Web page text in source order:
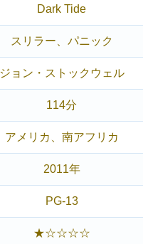
Dark Tide
スリラー、パニック
ジョン・ストックウェル
114分
アメリカ、南アフリカ
2011年
PG-13
★☆☆☆☆